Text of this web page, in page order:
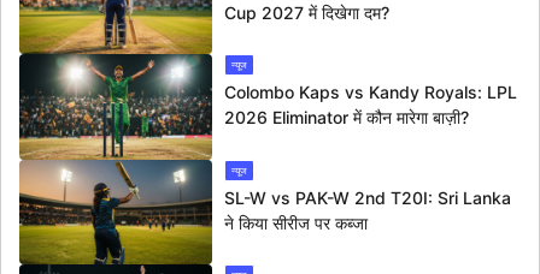
Cup 2027 में दिखेगा दम?
न्यूज
Colombo Kaps vs Kandy Royals: LPL
2026 Eliminator में कौन मारेगा बाज़ी?
न्यूज
SL-W vs PAK-W 2nd T20I: Sri Lanka
ने किया सीरीज पर कब्जा